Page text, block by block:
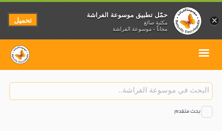
بحث متقدم
×
حمّل تطبيق موسوعة الفراشة
مكتبة صائغ
مجاناً - موسوعة الفراشة
تحميل